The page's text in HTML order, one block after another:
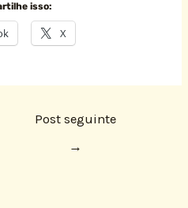
isso:
X
Post seguinte
→